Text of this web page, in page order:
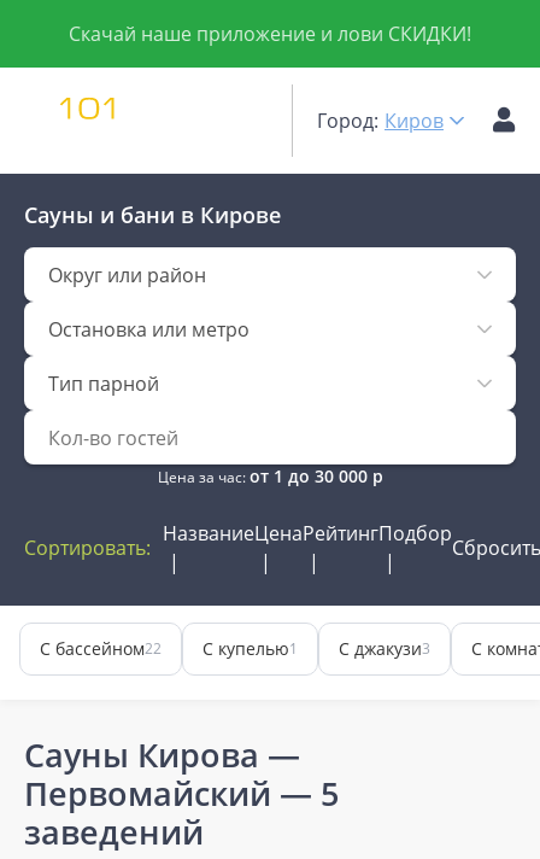
Скачай наше приложение и лови СКИДКИ!
Город: Киров
Сауны и бани в Кирове
Округ или район
Остановка или метро
Тип парной
Цена за час:от 1 до 30 000р
Сортировать:
НазваниеЦенаРейтингПодбор
Сбросить
С бассейном22 С купелью1 С джакузи3 С
Сауны Кирова —
Первомайский — 5
заведений